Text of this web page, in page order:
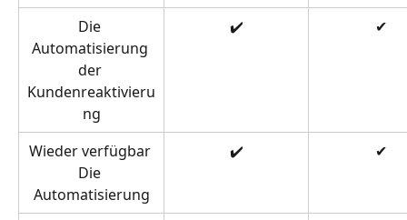
Die
Automatisierung
der
Kundenreaktivieru
ng
✔️ ✔
Wieder verfügbar
Die
Automatisierung
✔️ ✔